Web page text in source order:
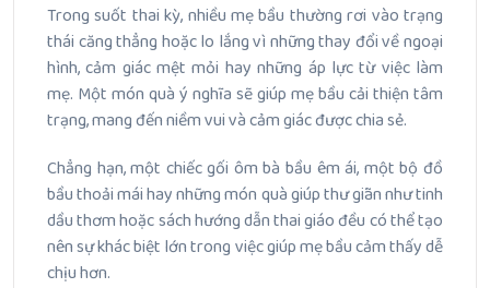
Trong suốt thai kỳ, nhiều mẹ bầu thường rơi vào trạng
thái căng thẳng hoặc lo lắng vì những thay đổi về ngoại
hình, cảm giác mệt mỏi hay những áp lực từ việc làm
mẹ. Một món quà ý nghĩa sẽ giúp mẹ bầu cải thiện tâm
trạng, mang đến niềm vui và cảm giác được chia sẻ.
Chẳng hạn, một chiếc gối ôm bà bầu êm ái, một bộ đồ
bầu thoải mái hay những món quà giúp thư giãn như tinh
dầu thơm hoặc sách hướng dẫn thai giáo đều có thể tạo
nên sự khác biệt lớn trong việc giúp mẹ bầu cảm thấy dễ
chịu hơn.